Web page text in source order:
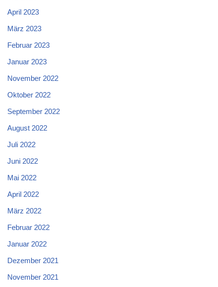
April 2023
März 2023
Februar 2023
Januar 2023
November 2022
Oktober 2022
September 2022
August 2022
Juli 2022
Juni 2022
Mai 2022
April 2022
März 2022
Februar 2022
Januar 2022
Dezember 2021
November 2021